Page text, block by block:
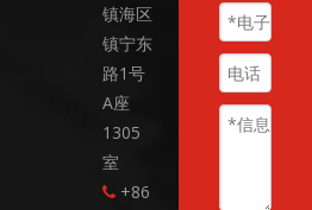
镇海区
镇宁东
路1号
A座
1305
室
 +86